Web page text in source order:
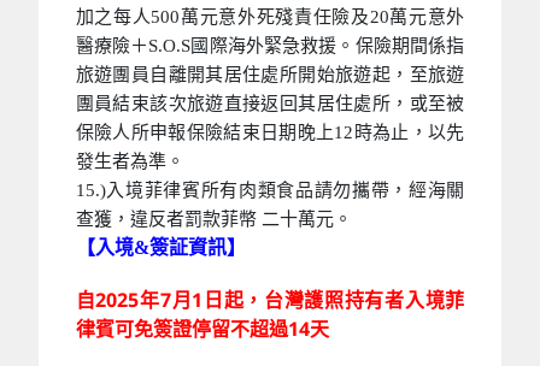
加之每人500萬元意外死殘責任險及20萬元意外
醫療險＋S.O.S國際海外緊急救援。保險期間係指
旅遊團員自離開其居住處所開始旅遊起，至旅遊
團員結束該次旅遊直接返回其居住處所，或至被
保險人所申報保險結束日期晚上12時為止，以先
發生者為準。
15.)入境菲律賓所有肉類食品請勿攜帶，經海關
查獲，違反者罰款菲幣 二十萬元。
【入境&簽証資訊】
自2025年7月1日起，台灣護照持有者入境菲
律賓可免簽證停留不超過14天